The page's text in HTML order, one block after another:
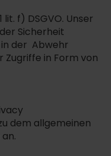
f) DSGVO. Unser
Sicherheit
der Abwehr
in Form von
dem allgemeinen